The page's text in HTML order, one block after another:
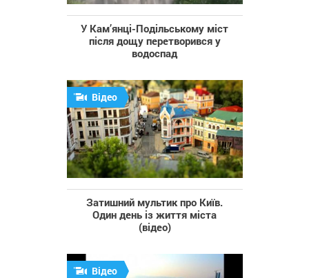
У Кам’янці-Подільському міст
після дощу перетворився у
водоспад
Відео
Затишний мультик про Київ.
Один день із життя міста
(відео)
Відео